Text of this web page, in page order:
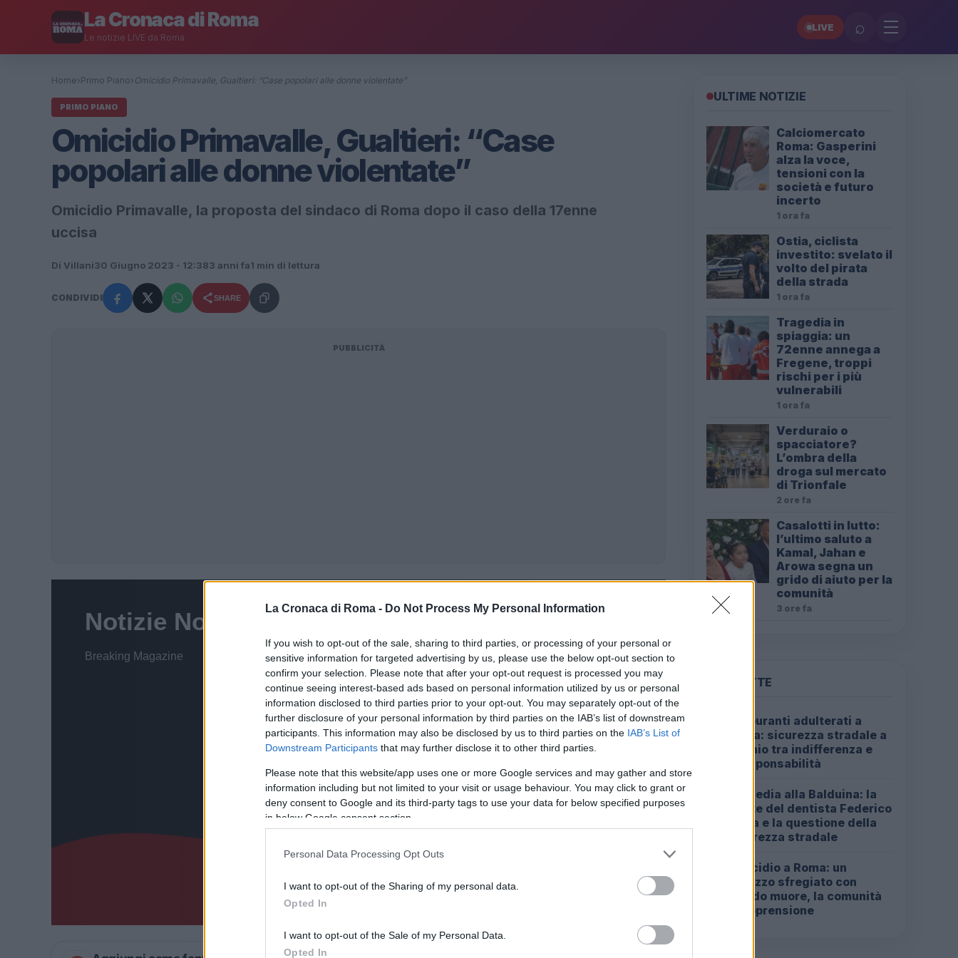
La Cronaca di Roma - Do Not Process My Personal Information
If you wish to opt-out of the sale, sharing to third parties, or processing of your personal or
sensitive information for targeted advertising by us, please use the below opt-out section to
confirm your selection. Please note that after your opt-out request is processed you may
continue seeing interest-based ads based on personal information utilized by us or personal
information disclosed to third parties prior to your opt-out. You may separately opt-out of the
further disclosure of your personal information by third parties on the IAB’s list of downstream
participants. This information may also be disclosed by us to third parties on the IAB’s List of
Downstream Participants that may further disclose it to other third parties.
Please note that this website/app uses one or more Google services and may gather and store
information including but not limited to your visit or usage behaviour. You may click to grant or
deny consent to Google and its third-party tags to use your data for below specified purposes
in below Google consent section.
Personal Data Processing Opt Outs
I want to opt-out of the Sharing of my personal data.
Opted In
I want to opt-out of the Sale of my Personal Data.
Opted In
La Cronaca di Roma
Le notizie LIVE da Roma
LIVE ⌕
Home› Primo Piano› Omicidio Primavalle, Gualtieri: “Case popolari alle donne violentate”
PRIMO PIANO
Omicidio Primavalle, Gualtieri: “Case
popolari alle donne violentate”
Omicidio Primavalle, la proposta del sindaco di Roma dopo il caso della 17enne
uccisa
Di Villani30 Giugno 2023 - 12:383 anni fa1 min di lettura
CONDIVIDI SHARE
PUBBLICITÀ
ULTIME NOTIZIE
Calciomercato
Roma: Gasperini
alza la voce,
tensioni con la
società e futuro
incerto
1 ora fa
Ostia, ciclista
investito: svelato il
volto del pirata
della strada
1 ora fa
Tragedia in
spiaggia: un
72enne annega a
Fregene, troppi
rischi per i più
vulnerabili
1 ora fa
Verduraio o
spacciatore?
L’ombra della
droga sul mercato
di Trionfale
2 ore fa
Casalotti in lutto:
l’ultimo saluto a
Kamal, Jahan e
Arowa segna un
grido di aiuto per la
comunità
3 ore fa
PIÙ LETTE
Carburanti adulterati a
Roma: sicurezza stradale a
rischio tra indifferenza e
irresponsabilità
Tragedia alla Balduina: la
morte del dentista Federico
Derla e la questione della
sicurezza stradale
Omicidio a Roma: un
ragazzo sfregiato con
l’acido muore, la comunità
in apprensione